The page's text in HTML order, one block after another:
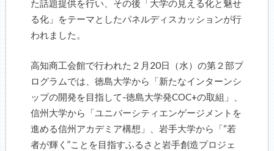
た話題提供を行い、その後「大学の見える化と魅せ
る化」をテーマとしたパネルディスカッションが行
われました。
高知商工会館で行われた２月 20日（水）の第２部プ
ログラムでは、徳島大学から「新たなインターンシ
ップの開発を目指して-徳島大学発COC+の取組」、
信州大学から「ユニバーシティエンゲージメントを
進める信州アカデミア構想」、岩手大学から「“若
者が輝く”ことを目指すふるさと岩手創造プロジェ